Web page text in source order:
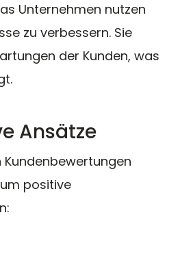
Unternehmen nutzen
zu verbessern. Sie
der Kunden, was
Ansätze
Kundenbewertungen
positive